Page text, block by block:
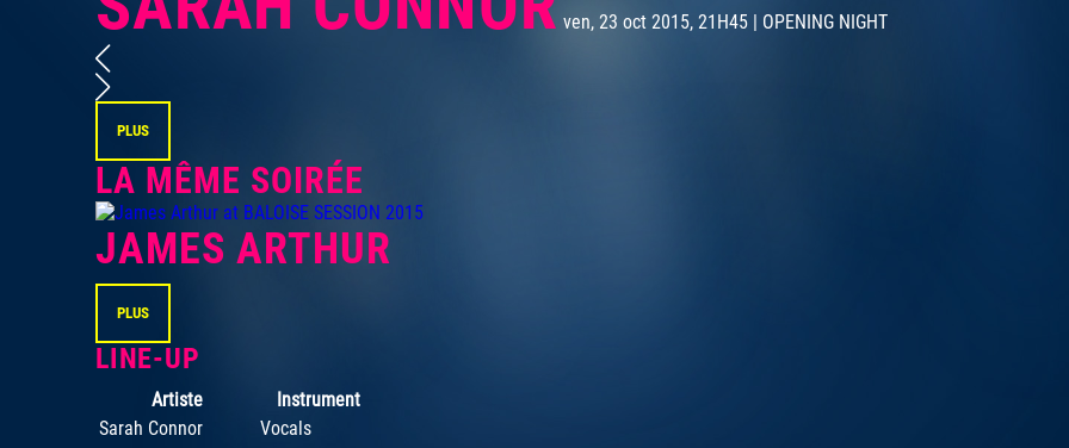
ven, 23 oct 2015, 21H45 | OPENING NIGHT
PLUS
LA MÊME SOIRÉE
JAMES ARTHUR
PLUS
LINE-UP
Artiste
Instrument
Sarah Connor
Vocals